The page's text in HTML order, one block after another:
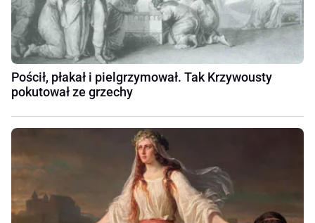
Pościł, płakał i pielgrzymował. Tak Krzywousty
pokutował ze grzechy